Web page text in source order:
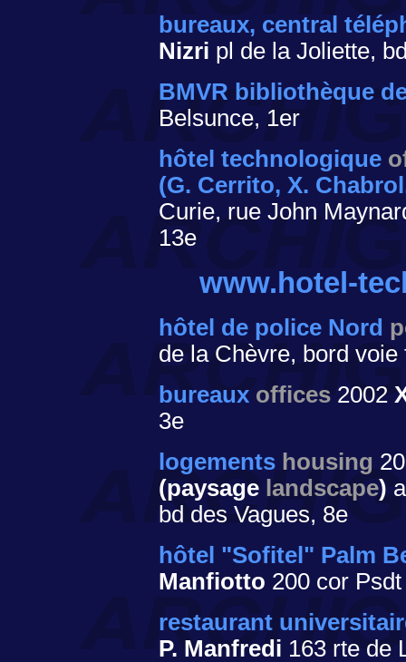
bureaux, central
Nizri pl de la Joliette,
BMVR bibliothèque
Belsunce, 1er
hôtel technologique
(G. Cerrito, X.
Curie, rue John
13e
www.hotel-
hôtel de police Nord
de la Chèvre, bord
bureaux offices 2002
3e
logements housing
(paysage landscape)
bd des Vagues, 8e
hôtel "Sofitel" Palm
Manfiotto 200 cor
restaurant
P. Manfredi 163 rte de